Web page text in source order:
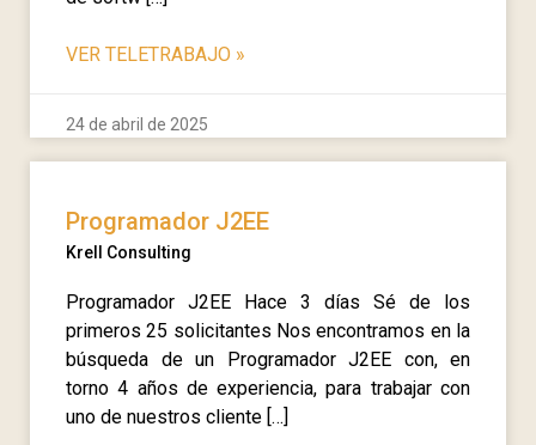
VER TELETRABAJO »
24 de abril de 2025
Programador J2EE
Krell Consulting
Programador J2EE Hace 3 días Sé de los
primeros 25 solicitantes Nos encontramos en la
búsqueda de un Programador J2EE con, en
torno 4 años de experiencia, para trabajar con
uno de nuestros cliente […]